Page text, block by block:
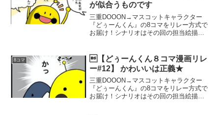
が似合うものです
三重DOOON→マスコットキャラクター
『どぅーんくん』の8コマをリレー方式で
お届け！シナリオはその回の担当絵描き
第2回目！どぅーんくん、いきなりトップ
ギアで駆け抜ける！...
8コマ
【どぅーんくん８コマ漫画リレ
ー#12】 かわいいは正義★
三重DOOON→マスコットキャラクター
『どぅーんくん』の8コマをリレー方式で
お届け！シナリオはその回の担当絵描き